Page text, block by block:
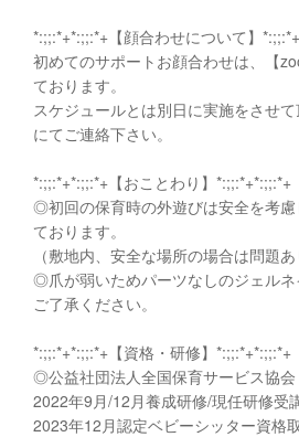
*:;;:*+*:;;:*+【顔合わせについて】
初めてのサポートお顔合わせは、【
ております。
スケジュールとは別日に実施をさせ
にてご連絡下さい。
*:;;:*+*:;;:*+【おことわり】*:;;:*+*:;;:*+
◎初回の保育時の外遊びは安全を考慮
ております。
（敷地内、安全な場所の場合は問題あ
◎爪が弱いためパーツなしのジェルネ
ご了承ください。
*:;;:*+*:;;:*+【資格・研修】*:;;:*+*:;;:*+
◎公益社団法人全国保育サービス協会
2022年9月/12月養成研修/現任研修受
2023年12月認定ベビーシッター資格